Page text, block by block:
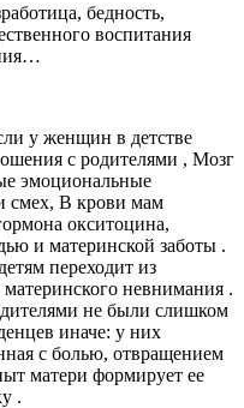
бедность,
воспитания
у женщин в детстве
с родителями , Мозг
эмоциональные
смех, В крови мам
окситоцина,
и материнской заботы .
переходит из
невнимания .
не были слишком
иначе: у них
с болью, отвращением
матери формирует ее
.